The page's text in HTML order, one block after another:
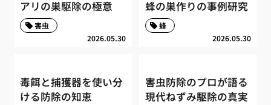
アリの巣駆除の極意
2026.05.30
害虫
蜂の巣作りの事例研究
2026.05.30
蜂
毒餌と捕獲器を使い分
ける防除の知恵
害虫防除のプロが語る
現代ねずみ駆除の真実